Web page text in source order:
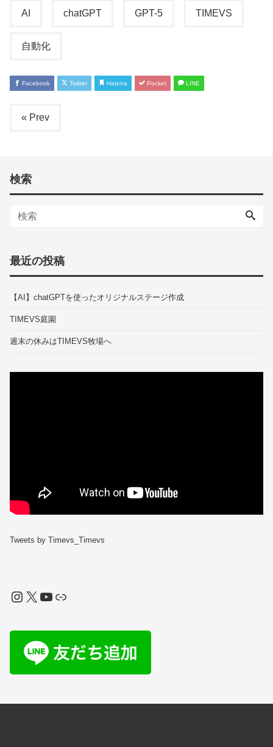
AI chatGPT GPT-5 TIMEVS
自動化
Facebook Twitter Hatena Pocket LINE
« Prev
検索
最近の投稿
【AI】chatGPTを使ったオリジナルステージ作成
TIMEVS庭園
週末の休みはTIMEVS牧場へ
Tweets by Timevs_Timevs